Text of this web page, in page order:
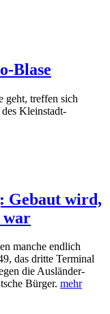
Blase
geht, treffen sich
Kleinstadt-
Gebaut wird,
war
manche endlich
das dritte Terminal
die Ausländer-
Bürger. mehr